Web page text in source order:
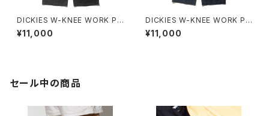
DICKIES W-KNEE WORK PA
NT NBD CUSTOM B
¥11,000
DICKIES W-KNEE WORK PA
NT NBD CUSTOM F
¥11,000
セール中の商品